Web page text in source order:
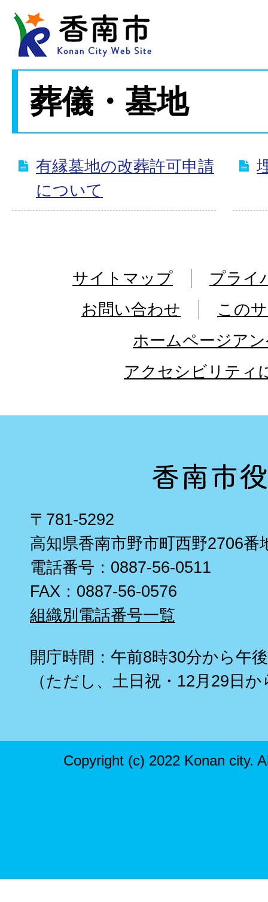
葬儀・墓地
有縁墓地の改葬許可申請
について
サイトマップ
プライ
お問い合わせ
この
ホームページア
アクセシビリティ
〒781-5292
高知県香南市野市町西野2706番
電話番号：0887-56-0511
FAX：0887-56-0576
組織別電話番号一覧
開庁時間：午前8時30分から午
（ただし、土日祝・12月29日
Copyright (c) 2022 Konan city.